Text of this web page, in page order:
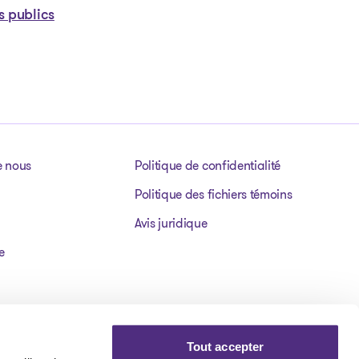
Tout accepter
publics
nous
Politique de confidentialité
Politique des fichiers témoins
Avis juridique